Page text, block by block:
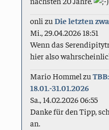
onli zuDie letzten
Mi., 29.04.2026 18:51
Wenn das
hier also
Mario Hommel zu
18.01.-31.01.2026
Sa., 14.02.2026 06:55
Danke für den Tipp,
an.